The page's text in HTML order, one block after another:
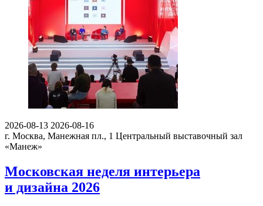
2026-08-13 2026-08-16
г. Москва, Манежная пл., 1 Центральный выставочный зал
«Манеж»
Московская неделя интерьера
и дизайна 2026